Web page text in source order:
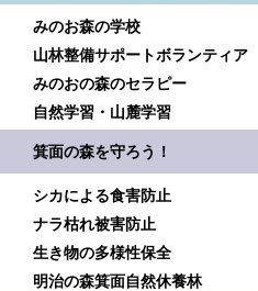
みのお森の学校
山林整備サポートボランティア
みのおの森のセラピー
自然学習・山麓学習
箕面の森を守ろう！
シカによる食害防止
ナラ枯れ被害防止
生き物の多様性保全
明治の森箕面自然休養林